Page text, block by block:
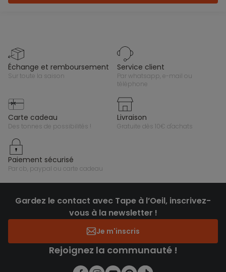
échange et remboursement
sur toute la saison
service client
par whatsapp, e-mail ou
téléphone
carte cadeau
des tonnes de possibilités !
livraison
gratuite dès 10€ d'achats
paiement sécurisé
par cb, paypal ou carte cadeau
Gardez le contact avec Tape à l’Oeil, inscrivez-
vous à la newsletter !
Je m'inscris
Rejoignez la communauté !